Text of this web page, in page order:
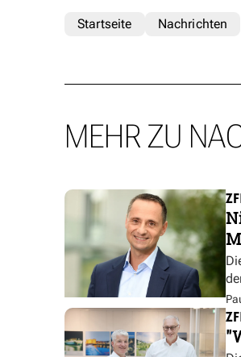
Startseite Nachrichten
MEHR ZU